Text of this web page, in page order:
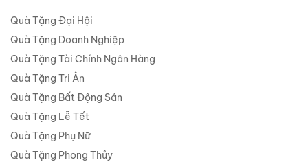
Quà Tặng Đại Hội
Quà Tặng Doanh Nghiệp
Quà Tặng Tài Chính Ngân Hàng
Quà Tặng Tri Ân
Quà Tặng Bất Động Sản
Quà Tặng Lễ Tết
Quà Tặng Phụ Nữ
Quà Tặng Phong Thủy